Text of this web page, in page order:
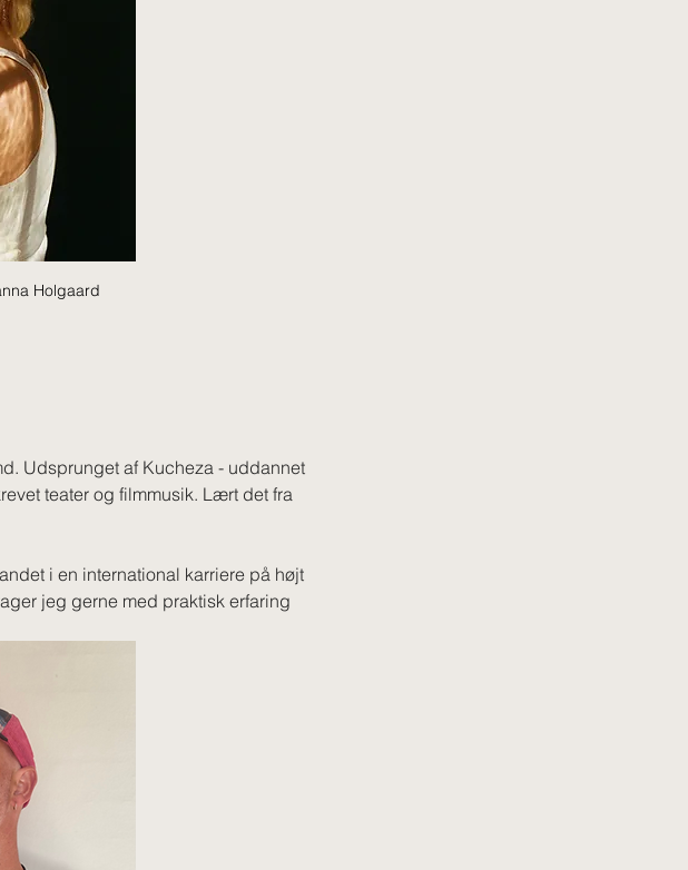
Holgaard
Udsprunget af Kucheza - uddannet
teater og filmmusik. Lært det fra
i en international karriere på højt
jeg gerne med praktisk erfaring